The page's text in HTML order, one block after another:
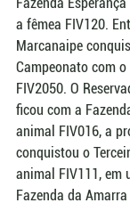
a fêmea FIV120.
Marcanaipe
Campeonato com
FIV2050. O
ficou com a
animal FIV016, a
conquistou o
animal FIV111, em
Fazenda da